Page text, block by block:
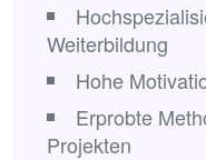
Weiterbildung
Hohe
Erprobte
Projekten